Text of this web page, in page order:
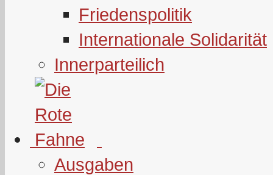
Friedenspolitik
Internationale Solidarität
Innerparteilich
Ausgaben